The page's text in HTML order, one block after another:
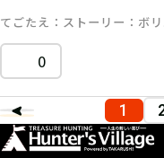
てごたえ ストーリー ボ
0
1